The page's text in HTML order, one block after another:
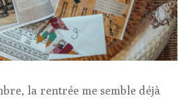
la rentrée me semble déjà